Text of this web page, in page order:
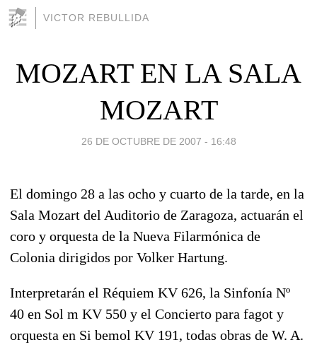
VICTOR REBULLIDA
MOZART EN LA SALA
MOZART
26 DE OCTUBRE DE 2007 - 16:48
El domingo 28 a las ocho y cuarto de la tarde, en la
Sala Mozart del Auditorio de Zaragoza, actuarán el
coro y orquesta de la Nueva Filarmónica de
Colonia dirigidos por Volker Hartung.
Interpretarán el Réquiem KV 626, la Sinfonía Nº
40 en Sol m KV 550 y el Concierto para fagot y
orquesta en Si bemol KV 191, todas obras de W. A.